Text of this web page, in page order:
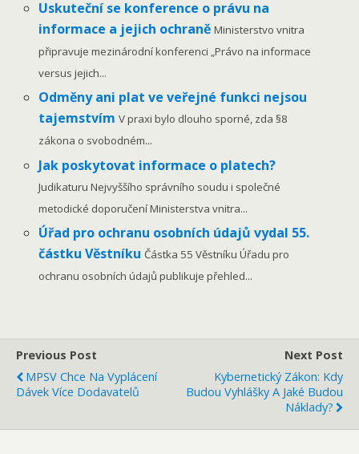
Uskuteční se konference o právu na
informace a jejich ochraněMinisterstvo vnitra
připravuje mezinárodní konferenci „Právo na informace
versus jejich...
Odměny ani plat ve veřejné funkci nejsou
tajemstvímV praxi bylo dlouho sporné, zda §8
zákona o svobodném...
Jak poskytovat informace o platech?
Judikaturu Nejvyššího správního soudu i společné
metodické doporučení Ministerstva vnitra...
Úřad pro ochranu osobních údajů vydal 55.
částku VěstníkuČástka 55 Věstníku Úřadu pro
ochranu osobních údajů publikuje přehled...
Previous Post
MPSV Chce Na Vyplácení
Dávek Více Dodavatelů
Next Post
Kybernetický Zákon: Kdy
Budou Vyhlášky A Jaké Budou
Náklady?